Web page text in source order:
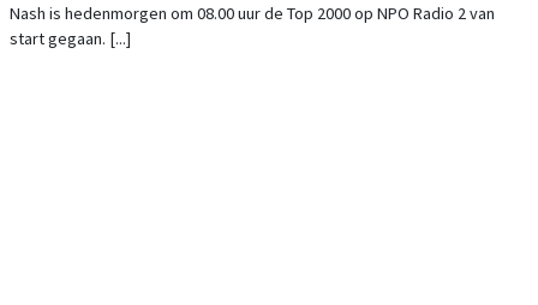
Nash is hedenmorgen om 08.00 uur de Top 2000 op NPO Radio 2 van
start gegaan. [...]